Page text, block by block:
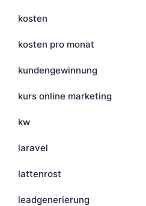
kosten
kosten pro monat
kundengewinnung
kurs online marketing
kw
laravel
lattenrost
leadgenerierung